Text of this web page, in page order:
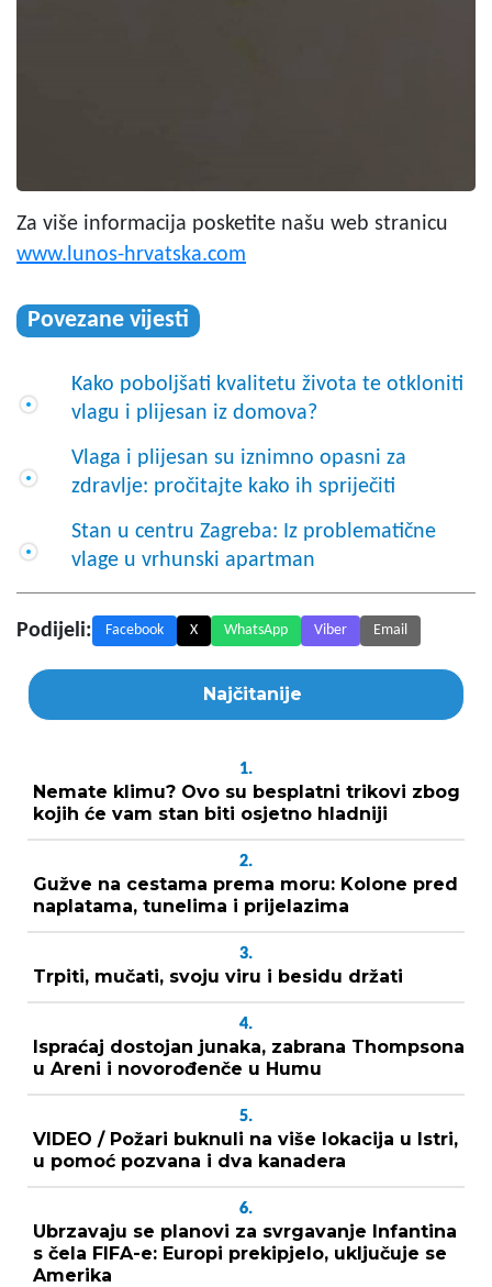
Za više informacija posketite našu web stranicu
www.lunos-hrvatska.com
Povezane vijesti
Kako poboljšati kvalitetu života te otkloniti
vlagu i plijesan iz domova?
Vlaga i plijesan su iznimno opasni za
zdravlje: pročitajte kako ih spriječiti
Stan u centru Zagreba: Iz problematične
vlage u vrhunski apartman
Podijeli: Facebook X WhatsApp Viber Email
Najčitanije
1.
Nemate klimu? Ovo su besplatni trikovi zbog
kojih će vam stan biti osjetno hladniji
2.
Gužve na cestama prema moru: Kolone pred
naplatama, tunelima i prijelazima
3.
Trpiti, mučati, svoju viru i besidu držati
4.
Ispraćaj dostojan junaka, zabrana Thompsona
u Areni i novorođenče u Humu
5.
VIDEO / Požari buknuli na više lokacija u Istri,
u pomoć pozvana i dva kanadera
6.
Ubrzavaju se planovi za svrgavanje Infantina
s čela FIFA-e: Europi prekipjelo, uključuje se
Amerika